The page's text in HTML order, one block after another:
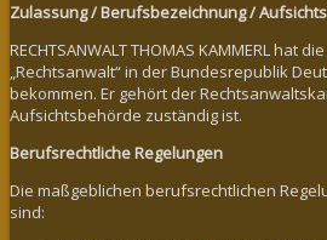
Zulassung / Berufsbezeichnung /
RECHTSANWALT THOMAS KAMMERL hat
„Rechtsanwalt“ in der Bundesrepublik
bekommen. Er gehört der
Aufsichtsbehörde zuständig ist.
Berufsrechtliche Regelungen
Die maßgeblichen berufsrechtlichen
sind: